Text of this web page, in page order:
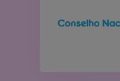
Conselho